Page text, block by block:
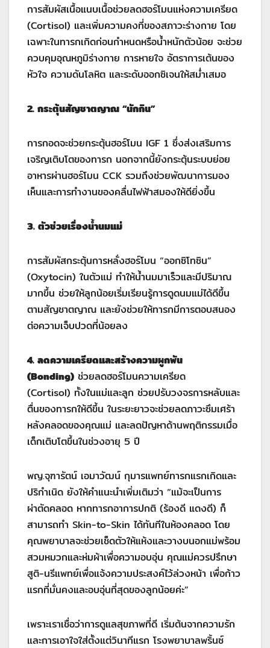
การสัมผัสเนื้อแนบเนื้อช่วยลดฮอร์โมนแห่งความเครียด
(Cortisol) และเพิ่มความคงที่ของสภาวะร่างกาย โดย
เฉพาะในทารกเกิดก่อนกำหนดหรือน้ำหนักตัวน้อย จะช่วย
ควบคุมอุณหภูมิร่างกาย การหายใจ อัตราการเต้นของ
หัวใจ ความดันโลหิต และระดับออกซิเจนให้สม่ำเสมอ
2. กระตุ้นสัญชาตญาณ “นักกิน”
การกอดจะช่วยกระตุ้นฮอร์โมน IGF 1 ซึ่งส่งเสริมการ
เจริญเติบโตของทารก นอกจากนี้ยังกระตุ้นระบบย่อย
อาหารผ่านฮอร์โมน CCK รวมถึงช่วยพัฒนาการมอง
เห็นและการทำงานของคลื่นไฟฟ้าสมองให้ดียิ่งขึ้น
3. ตัวช่วยเรื่องน้ำนมแม่
การสัมผัสกระตุ้นการหลั่งฮอร์โมน “ออกซิโทซิน”
(Oxytocin) ในตัวแม่ ทำให้น้ำนมมาเร็วและมีปริมาณ
มากขึ้น ช่วยให้ลูกน้อยเริ่มเรียนรู้การดูดนมแม่ได้ดีขึ้น
ตามสัญชาตญาณ และยังช่วยให้ทารกมีการตอบสนอง
ต่อความเจ็บปวดที่น้อยลง
4. ลดความเครียดและสร้างความผูกพัน
(Bonding) ช่วยลดฮอร์โมนความเครียด
(Cortisol) ทั้งในแม่และลูก ช่วยปรับวงจรการหลับและ
ตื่นของทารกให้ดีขึ้น ในระยะยาวจะช่วยลดภาวะซึมเศร้า
หลังคลอดของคุณแม่ และลดปัญหาด้านพฤติกรรมเมื่อ
เด็กเติบโตขึ้นในช่วงอายุ 5 ปี
พญ.จุฑารัตน์ เอมาวัฒน์ กุมารแพทย์ทารกแรกเกิดและ
ปริกำเนิด ยังให้คำแนะนำเพิ่มเติมว่า “แม้จะเป็นการ
ผ่าตัดคลอด หากทารกอาการปกติ (ร้องดี แดงดี) ก็
สามารถทำ Skin-to-Skin ได้ทันทีในห้องคลอด โดย
คุณพยาบาลจะช่วยเช็ดตัวให้แห้งและวางบนอกแม่พร้อม
สวมหมวกและห่มผ้าเพื่อความอบอุ่น คุณแม่ควรปรึกษา
สูติ-นรีแพทย์เพื่อแจ้งความประสงค์ไว้ล่วงหน้า เพื่อก้าว
แรกที่มั่นคงและอบอุ่นที่สุดของลูกน้อยค่ะ”
เพราะเราเชื่อว่าการดูแลสุขภาพที่ดี เริ่มต้นจากความรัก
และการเอาใจใส่ตั้งแต่วินาทีแรก โรงพยาบาลพริ้นซ์